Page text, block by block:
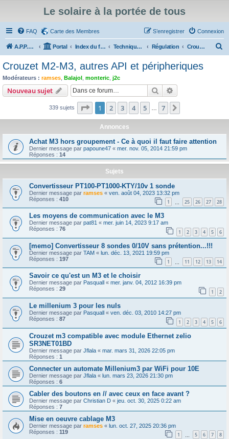
Le solaire à la portée de tous
FAQ Carte des Membres Connexion
S’enregistrer
A.P.P.E.R Portal Index du forum Technique du Solaire Thermique Régulation Crouzet M2-M3, autres API et péripheriques
c
Crouzet M2-M3, autres API et péripheriques
Modérateurs : ramses Balajol monteric j2c
Nouveau sujet Rechercher
339 sujets Page 1sur7
1 2 3 4 5 7
Annonces
Achat M3 hors groupement - Ce à quoi il faut faire attention
Dernier message par papoune47 « mer. nov. 05, 2014 21:59 pm
Réponses : 14
Sujets
Convertisseur PT100-PT1000-KTY/10v 1 sonde
Dernier message par ramses « ven. août 04, 2023 13:32 pm
Réponses : 410 1 25 26 27 28
Les moyens de communication avec le M3
Dernier message par pat81 « mer. juin 14, 2023 9:17 am
Réponses : 76 1 2 3 4 5 6
[memo] Convertisseur 8 sondes 0/10V sans prétention...!!!
Dernier message par TAM « lun. déc. 13, 2021 19:59 pm
Réponses : 197 1 11 12 13 14
Savoir ce qu'est un M3 et le choisir
Dernier message par Pasquall « mer. janv. 04, 2012 16:39 pm
Réponses : 29 1 2
Le millenium 3 pour les nuls
Dernier message par Pasquall « ven. déc. 03, 2010 14:27 pm
Réponses : 87 1 2 3 4 5 6
Crouzet m3 compatible avec module Ethernet zelio
SR3NET01BD
Dernier message par Jflala « mar. mars 31, 2026 22:05 pm
Réponses : 1
Connecter un automate Millenium3 par WiFi pour 10E
Dernier message par Jflala « lun. mars 23, 2026 21:30 pm
Réponses : 6
Cabler des boutons en // avec ceux en face avant ?
Dernier message par Christian D « jeu. oct. 30, 2025 0:22 am
Réponses : 7
Mise en oeuvre cablage M3
Dernier message par ramses « lun. oct. 27, 2025 20:36 pm
Réponses : 119 1 5 6 7 8